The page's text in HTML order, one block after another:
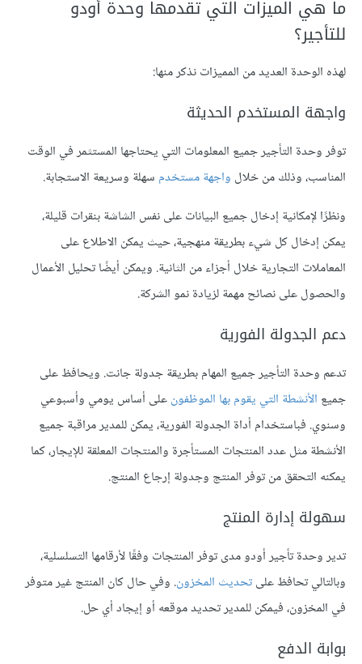
ما هي الميزات التي تقدمها وحدة أودو
للتأجير؟
لهذه الوحدة العديد من المميزات نذكر منها:
واجهة المستخدم الحديثة
توفر وحدة التأجير جميع المعلومات التي يحتاجها المستثمر في الوقت
المناسب، وذلك من خلال واجهة مستخدم سهلة وسريعة الاستجابة.
ونظرًا لإمكانية إدخال جميع البيانات على نفس الشاشة بنقرات قليلة،
يمكن إدخال كل شيء بطريقة منهجية، حيث يمكن الاطلاع على
المعاملات التجارية خلال أجزاء من الثانية. ويمكن أيضًا تحليل الأعمال
والحصول على نصائح مهمة لزيادة نمو الشركة.
دعم الجدولة الفورية
تدعم وحدة التأجير جميع المهام بطريقة جدولة جانت. ويحافظ على
جميع الأنشطة التي يقوم بها الموظفونعلى أساس يومي وأسبوعي
وسنوي. فباستخدام أداة الجدولة الفورية، يمكن للمدير مراقبة جميع
الأنشطة مثل عدد المنتجات المستأجرة والمنتجات المعلقة للإيجار، كما
يمكنه التحقق من توفر المنتج وجدولة إرجاع المنتج.
سهولة إدارة المنتج
تدير وحدة تأجير أودو مدى توفر المنتجات وفقًا لأرقامها التسلسلية،
وبالتالي تحافظ علىتحديث المخزون. وفي حال كان المنتج غير متوفر
في المخزون، فيمكن للمدير تحديد موقعه أو إيجاد أي حل.
بوابة الدفع